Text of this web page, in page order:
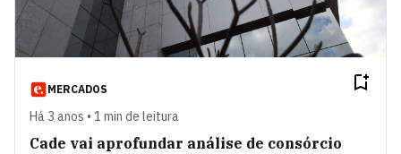
MERCADOS
Há 3 anos • 1 min de leitura
Cade vai aprofundar análise de consórcio